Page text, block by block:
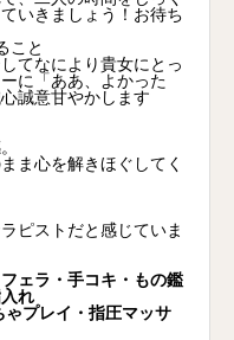
いきましょう！お待ち
こと
てなにより貴女にとっ
に「ああ、よかった
誠意甘やかします
ま心を解きほぐしてく
ピストだと感じていま
ェラ・手コキ・もの鑑
れ
ゃプレイ・指圧マッサ